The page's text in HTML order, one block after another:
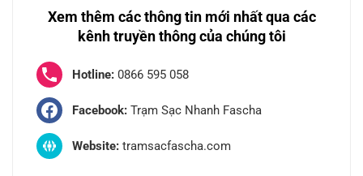
Xem thêm các thông tin mới nhất qua các
kênh truyền thông của chúng tôi
Hotline: 0866 595 058
Facebook: Trạm Sạc Nhanh Fascha
Website: tramsacfascha.com